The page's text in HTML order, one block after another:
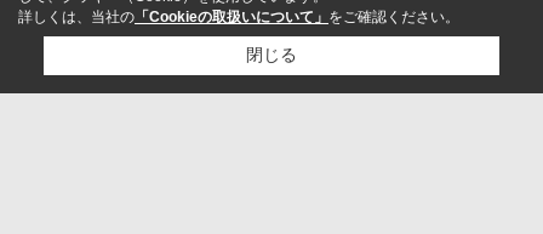
詳しくは、当社の 「Cookieの取扱いについて」 をご確認ください。
閉じる